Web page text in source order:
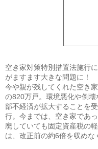
空き家対策特別措置法施行
がますます大きな問題に！
今や親が残してくれた空き
の820万戸。環境悪化や倒
部不経済が拡大することを
行。今までは、空き家であ
廃していても固定資産税の
は、改正前の約6倍を収めな